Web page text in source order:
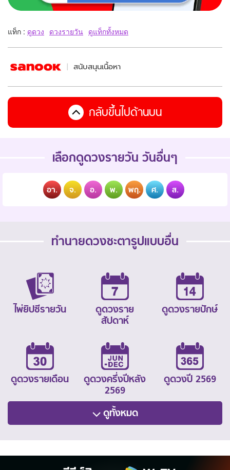
แท็ก : ดูดวง ดวงรายวัน ดูแท็กทั้งหมด
สนับสนุนเนื้อหา
กลับขึ้นไปด้านบน
เลือกดูดวงรายวัน วันอื่นๆ
อา. จ. อ. พ. พฤ. ศ. ส.
ทำนายดวงชะตารูปแบบอื่น
ไพ่ยิปซีรายวัน
ดูดวงราย
สัปดาห์
ดูดวงรายปักษ์
ดูดวงรายเดือน
ดูดวงครึ่งปีหลัง
2569
ดูดวงปี 2569
ดูทั้งหมด